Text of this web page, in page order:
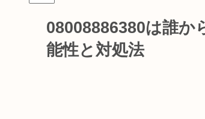
08008886380は誰か
能性と対処法